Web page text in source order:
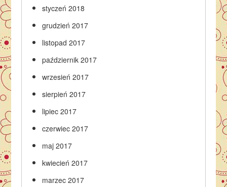
styczeń 2018
grudzień 2017
listopad 2017
październik 2017
wrzesień 2017
sierpień 2017
lipiec 2017
czerwiec 2017
maj 2017
kwiecień 2017
marzec 2017